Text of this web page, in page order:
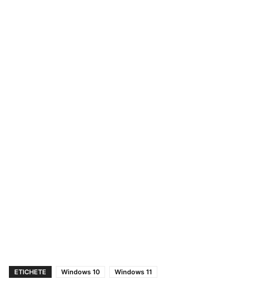
ETICHETE Windows 10 Windows 11